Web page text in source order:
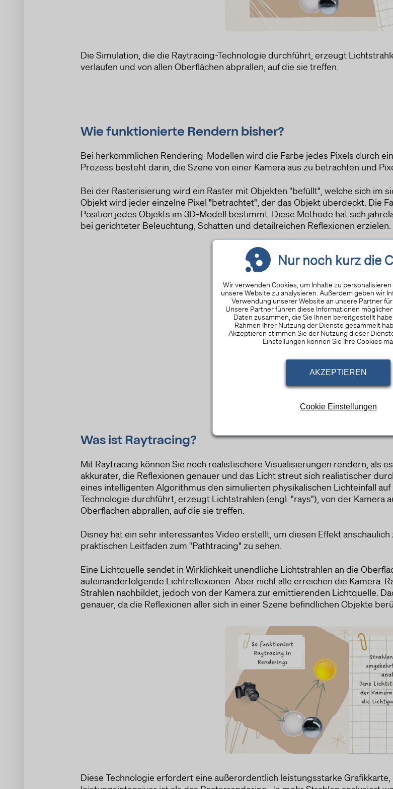
Die Simulation, die die Raytracing-Technologie durchführt, erzeugt
verlaufen und von allen Oberflächen abprallen, auf die sie treffen.
Wie funktionierte Rendern bisher?
Bei herkömmlichen Rendering-Modellen wird die Farbe jedes Pixels durch
Prozess besteht darin, die Szene von einer Kamera aus zu betrachten und
Bei der Rasterisierung wird ein Raster mit Objekten "befüllt", welche sich im
Objekt wird jeder einzelne Pixel "betrachtet", der das Objekt überdeckt. Die
Position jedes Objekts im 3D-Modell bestimmt. Diese Methode hat sich
bei gerichteter Beleuchtung, Schatten und detailreichen Reflexionen erzielen.
Was ist Raytracing?
Mit Raytracing können Sie noch realistischere Visualisierungen rendern, als
akkurater, die Reflexionen genauer und das Licht streut sich realistischer
eines intelligenten Algorithmus den simulierten physikalischen Lichteinfall
Technologie durchführt, erzeugt Lichtstrahlen (engl. "rays"), von der Kamera
Oberflächen abprallen, auf die sie treffen.
Disney hat ein sehr interessantes Video erstellt, um diesen Effekt anschaulich
praktischen Leitfaden zum "Pathtracing" zu sehen.
Eine Lichtquelle sendet in Wirklichkeit unendliche Lichtstrahlen an die
aufeinanderfolgende Lichtreflexionen. Aber nicht alle erreichen die Kamera.
Strahlen nachbildet, jedoch von der Kamera zur emittierenden Lichtquelle.
genauer, da die Reflexionen aller sich in einer Szene befindlichen Objekte
Diese Technologie erfordert eine außerordentlich leistungsstarke
Nur noch kurz die
Wir verwenden Cookies, um Inhalte zu
unsere Website zu analysieren. Außerdem geben wir
Verwendung unserer Website an unsere Partner
Unsere Partner führen diese Informationen
Daten zusammen, die Sie Ihnen bereitgestellt
Rahmen Ihrer Nutzung der Dienste gesammelt
Akzeptieren stimmen Sie der Nutzung dieser
Einstellungen können Sie Ihre Cookies
AKZEPTIEREN
Cookie Einstellungen
Bing Ads
Dies ist ein Werbeanbieter.
Verarbeitungsunternehmen
Microsoft Corporation
America
Datenverarbeitungszwecke
dar. Eine Einwilligung gilt nur für die angegebenen
gesammelten Daten können nicht für einen anderen
aufgeführten Zweck verwendet oder gespeichert
Werbung
Conversion tracking
Genutzte Technologien
Cookies
Erhobene Daten
Diese Liste enthält alle (persönlichen) Daten, die von
Nutzung dieses Dienstes gesammelt werden.
Beschäftigungs-Metriken
Anzahl der Besuche
Absprungraten
Microsoft Click-ID
Digitale Signatur
UET-ID-Tag
URLs
Referrer URL
Bildschirmhöhe
ALLE COOKIES
Auswahl speichern